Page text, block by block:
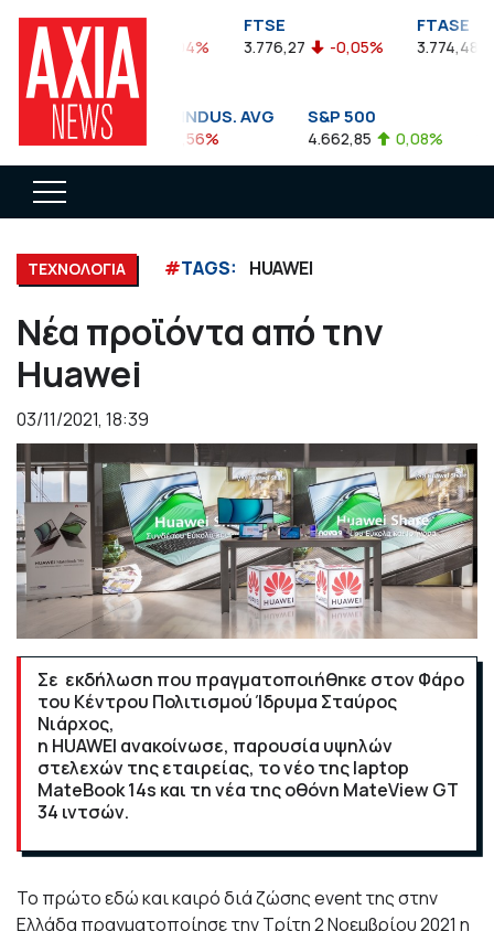
FTSEA
899,47 -0,04%
FTSE
3.776,27 -0,05%
FTASE
3.774,48
DOW JONES INDUS. AVG
35.911,81 -0,56%
S&P 500
4.662,85 0,08%
ΤΕΧΝΟΛΟΓΙΑ #TAGS: HUAWEI
Νέα προϊόντα από την
Huawei
03/11/2021, 18:39
Σε εκδήλωση που πραγματοποιήθηκε στον Φάρο
του Κέντρου Πολιτισμού Ίδρυμα Σταύρος
Νιάρχος,
η HUAWEI ανακοίνωσε, παρουσία υψηλών
στελεχών της εταιρείας, το νέο της laptop
MateBook 14s και τη νέα της οθόνη MateView GT
34 ιντσών.
Το πρώτο εδώ και καιρό διά ζώσης event της στην
Ελλάδα πραγματοποίησε την Τρίτη 2 Νοεμβρίου 2021 η